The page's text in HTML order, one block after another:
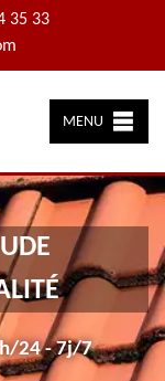
35 33
MENU
24 - 7j/7